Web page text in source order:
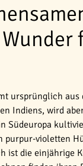
ursprünglich aus
Indiens, wird
Südeuropa
purpur-violetten
ist die einjährige